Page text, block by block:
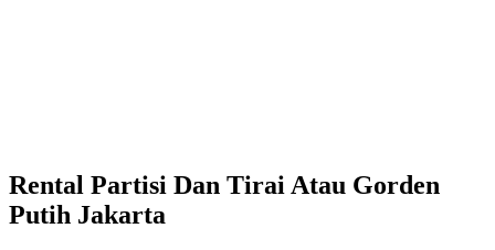
Rental Partisi Dan Tirai Atau Gorden
Putih Jakarta